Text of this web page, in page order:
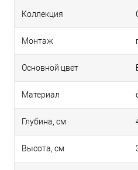
Коллекция
Монтаж
Основной цвет
Материал
Глубина, см
Высота, см